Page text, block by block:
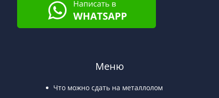
Меню
Что можно сдать на металлолом